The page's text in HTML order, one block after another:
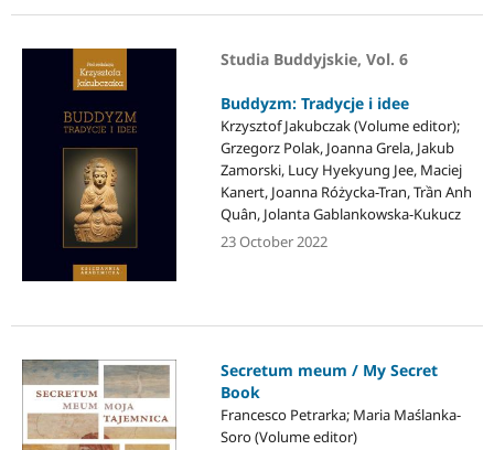
Studia Buddyjskie, Vol. 6
Buddyzm: Tradycje i idee
Krzysztof Jakubczak (Volume editor);
Grzegorz Polak, Joanna Grela, Jakub
Zamorski, Lucy Hyekyung Jee, Maciej
Kanert, Joanna Różycka-Tran, Trần Anh
Quân, Jolanta Gablankowska-Kukucz
23 October 2022
Secretum meum / My Secret
Book
Francesco Petrarka; Maria Maślanka-
Soro (Volume editor)